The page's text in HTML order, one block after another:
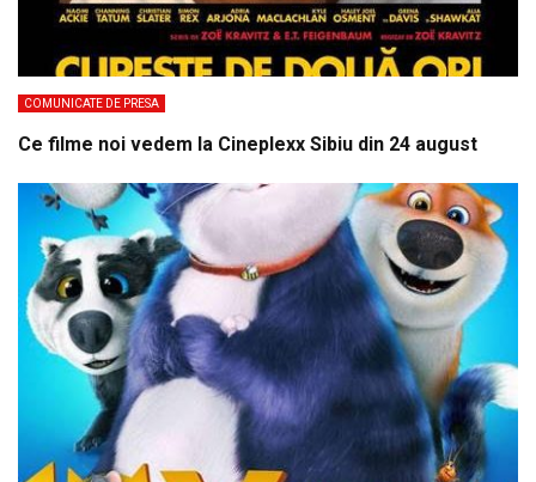
COMUNICATE DE PRESA
Ce filme noi vedem la Cineplexx Sibiu din 24 august